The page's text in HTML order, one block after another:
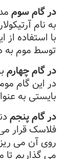
در گام سوم
با استفاده
توسط موم
در گام چهارم
در این گام
بایستی به
در گام پنجم
فلاسک قرار
روی آن می
می گذاریم